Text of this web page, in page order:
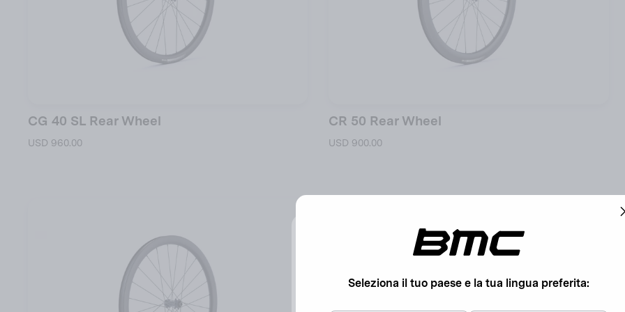
CG 40 SL Rear Wheel
USD 960.00
CR 50 Rear Wheel
USD 900.00
Seleziona il tuo paese e la tua lingua preferita: